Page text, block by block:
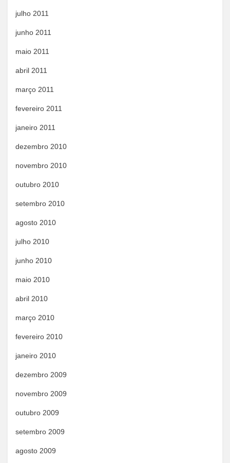
julho 2011
junho 2011
maio 2011
abril 2011
março 2011
fevereiro 2011
janeiro 2011
dezembro 2010
novembro 2010
outubro 2010
setembro 2010
agosto 2010
julho 2010
junho 2010
maio 2010
abril 2010
março 2010
fevereiro 2010
janeiro 2010
dezembro 2009
novembro 2009
outubro 2009
setembro 2009
agosto 2009